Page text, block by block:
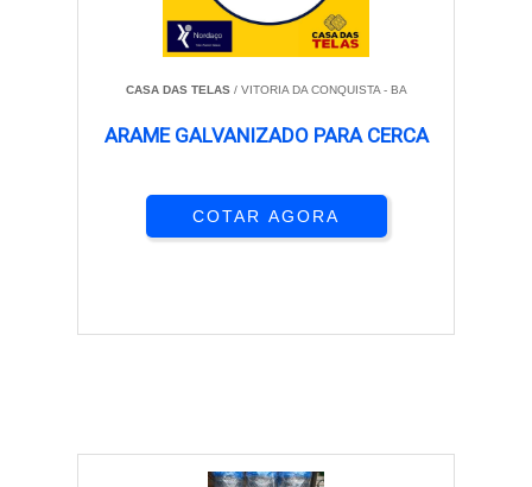
CASA DAS TELAS/ VITORIA DA CONQUISTA - BA
ARAME GALVANIZADO PARA CERCA
COTAR AGORA